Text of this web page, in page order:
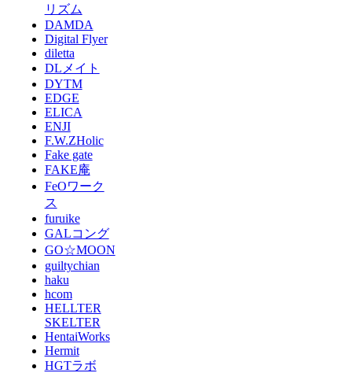
リズム
DAMDA
Digital Flyer
diletta
DLメイト
DYTM
EDGE
ELICA
ENJI
F.W.ZHolic
Fake gate
FAKE庵
FeOワーク
ス
furuike
GALコング
GO☆MOON
guiltychian
haku
hcom
HELLTER
SKELTER
HentaiWorks
Hermit
HGTラボ